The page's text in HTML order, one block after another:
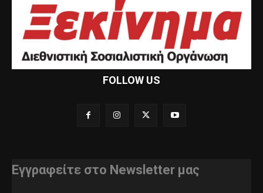
FOLLOW US
Εγγραφείτε στο Newsletter μας